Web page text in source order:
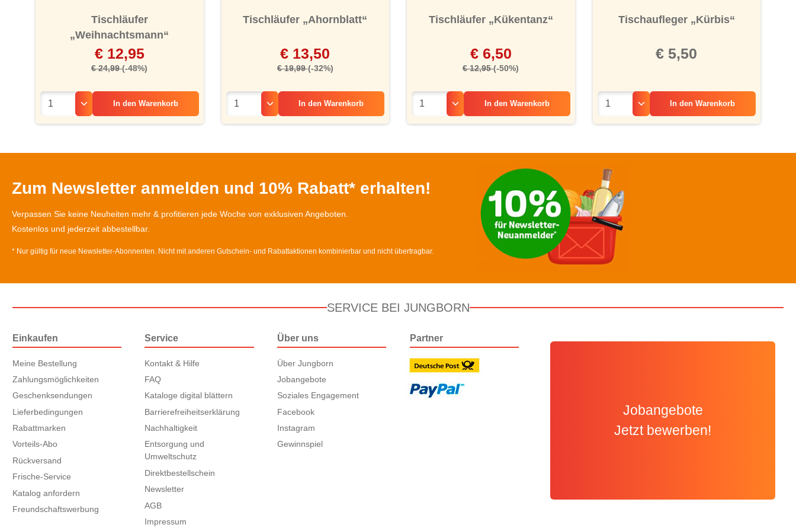
Tischläufer
„Weihnachtsmann“
€ 12,95
€ 24,99(-48%)
In den Warenkorb
Tischläufer „Ahornblatt“
€ 13,50
€ 19,99(-32%)
In den Warenkorb
Tischläufer „Kükentanz“
€ 6,50
€ 12,95(-50%)
In den Warenkorb
Tischaufleger „Kürbis“
€ 5,50
In den Warenkorb
Zum Newsletter anmelden und 10% Rabatt* erhalten!
Verpassen Sie keine Neuheiten mehr & profitieren jede Woche von exklusiven Angeboten.
Kostenlos und jederzeit abbestellbar.
* Nur gültig für neue Newsletter-Abonnenten. Nicht mit anderen Gutschein- und Rabattaktionen kombinierbar und nicht übertragbar.
SERVICE BEI JUNGBORN
Einkaufen
Meine Bestellung
Zahlungsmöglichkeiten
Geschenksendungen
Lieferbedingungen
Rabattmarken
Vorteils-Abo
Rückversand
Frische-Service
Katalog anfordern
Freundschaftswerbung
Service
Kontakt & Hilfe
FAQ
Kataloge digital blättern
Barrierefreiheitserklärung
Nachhaltigkeit
Entsorgung und
Umweltschutz
Direktbestellschein
Newsletter
AGB
Impressum
Über uns
Über Jungborn
Jobangebote
Soziales Engagement
Facebook
Instagram
Gewinnspiel
Partner
Jobangebote
Jetzt bewerben!